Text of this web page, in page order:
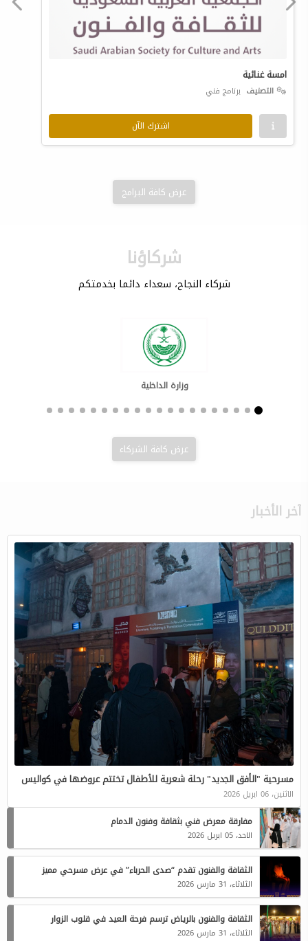
امسة غنائية
التصنيف برنامج فني
اشترك الآن
عرض كافة البرامج
شركاؤنا
شركاء النجاح، سعداء دائما بخدمتكم
وزارة الداخلية
عرض كافة الشركاء
آخر الأخبار
مسرحية "الأفق الجديد" رحلة شعرية للأطفال تختتم عروضها في كواليس
الاثنين، 06 ابريل 2026
مفارقة معرض فني بثقافة وفنون الدمام
الاحد، 05 ابريل 2026
الثقافة والفنون تقدم “صدى الحرباء” في عرض مسرحي مميز
الثلاثاء، 31 مارس 2026
الثقافة والفنون بالرياض ترسم فرحة العيد في قلوب الزوار
الثلاثاء، 31 مارس 2026